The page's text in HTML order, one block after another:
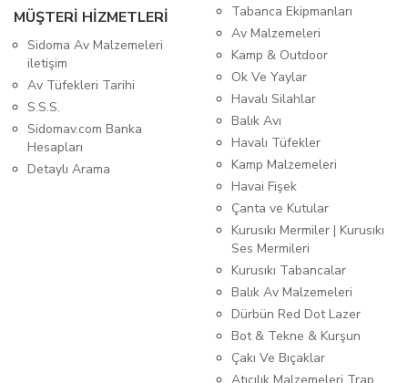
MÜŞTERİ HİZMETLERİ
Sidoma Av Malzemeleri
iletişim
Av Tüfekleri Tarihi
S.S.S.
Sidomav.com Banka
Hesapları
Detaylı Arama
Tabanca Ekipmanları
Av Malzemeleri
Kamp & Outdoor
Ok Ve Yaylar
Havalı Silahlar
Balık Avı
Havalı Tüfekler
Kamp Malzemeleri
Havai Fişek
Çanta ve Kutular
Kurusıkı Mermiler | Kurusıkı
Ses Mermileri
Kurusıkı Tabancalar
Balık Av Malzemeleri
Dürbün Red Dot Lazer
Bot & Tekne & Kurşun
Çakı Ve Bıçaklar